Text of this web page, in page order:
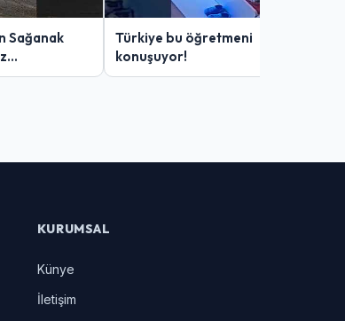
Sağanak
Yaşadı
Türkiye bu öğretmeni
konuşuyor!
KURUMSAL
Künye
İletişim